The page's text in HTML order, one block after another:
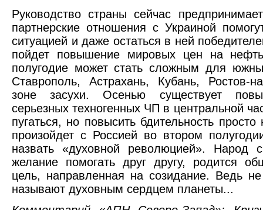
Руководство страны сейчас
партнерские отношения с Украиной
ситуацией и даже остаться в ней
пойдет повышение мировых цен на
полугодие может стать сложным для
Ставрополь, Астрахань, Кубань, Ростов-
зоне засухи. Осенью существует
серьезных техногенных ЧП в центральной
пугаться, но повысить бдительность
произойдет с Россией во втором
назвать «духовной революцией». Народ
желание помогать друг другу, родится
цель, направленная на созидание. Ведь
называют духовным сердцем планеты...